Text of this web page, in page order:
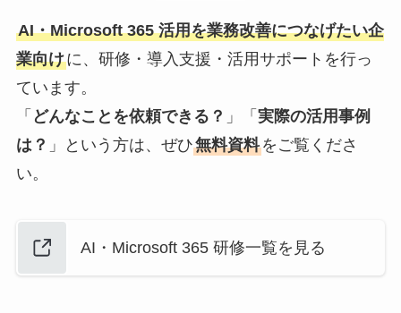
AI・Microsoft 365 活用を業務改善につなげたい企
業向けに、研修・導入支援・活用サポートを行っ
ています。
「 どんなことを依頼できる？ 」「 実際の活用事例
は？ 」という方は、ぜひ無料資料をご覧くださ
い。
AI・Microsoft 365 研修一覧を見る